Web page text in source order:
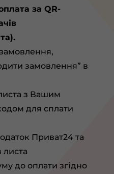
за QR-
замовлення” в
з Вашим
для сплати
Приват24 та
листа
до оплати згідно